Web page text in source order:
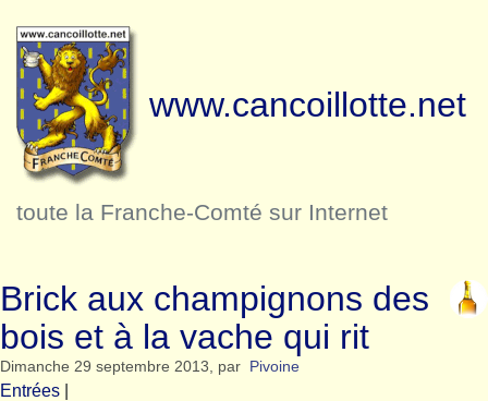
www.cancoillotte.net
toute la Franche-Comté sur Internet
Brick aux champignons des
bois et à la vache qui rit
Dimanche 29 septembre 2013, par Pivoine
Entrées